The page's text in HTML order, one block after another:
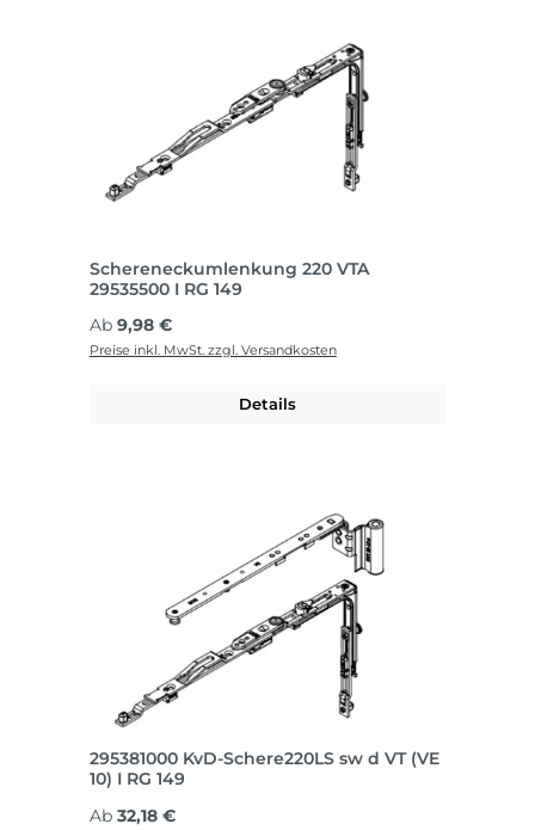
Schereneckumlenkung 220 VTA
29535500 I RG 149
Regulärer Preis:
Ab 9,98 €
Preise inkl. MwSt. zzgl. Versandkosten
Details
295381000 KvD-Schere220LS sw d VT (VE
10) I RG 149
Regulärer Preis:
Ab 32,18 €